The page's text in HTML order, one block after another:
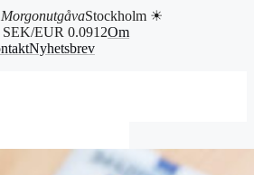
MorgonutgåvaStockholm ☀
EUR 0.0912Om
Nyhetsbrev